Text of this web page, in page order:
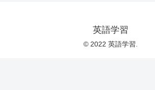
英語学習
© 2022 英語学習.